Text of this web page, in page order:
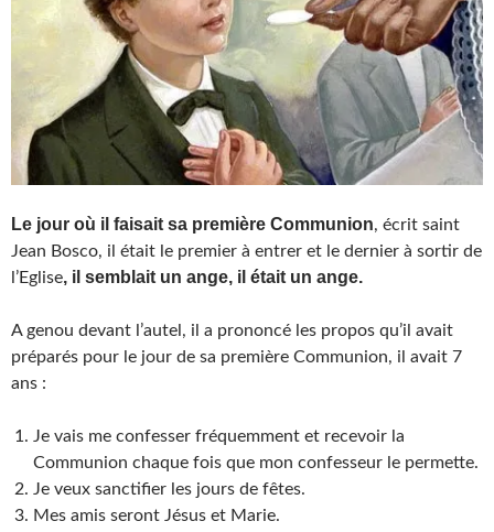
Le jour où il faisait sa première Communion, écrit saint
Jean Bosco, il était le premier à entrer et le dernier à sortir de
l’Eglise, il semblait un ange, il était un ange.
A genou devant l’autel, il a prononcé les propos qu’il avait
préparés pour le jour de sa première Communion, il avait 7
ans :
Je vais me confesser fréquemment et recevoir la
Communion chaque fois que mon confesseur le permette.
Je veux sanctifier les jours de fêtes.
Mes amis seront Jésus et Marie.